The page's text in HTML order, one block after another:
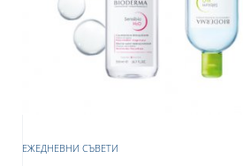
ЕЖЕДНЕВНИ СЪВЕТИ